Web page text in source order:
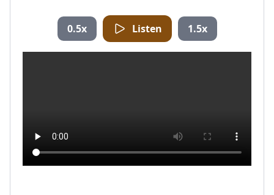
0.5x Listen 1.5x